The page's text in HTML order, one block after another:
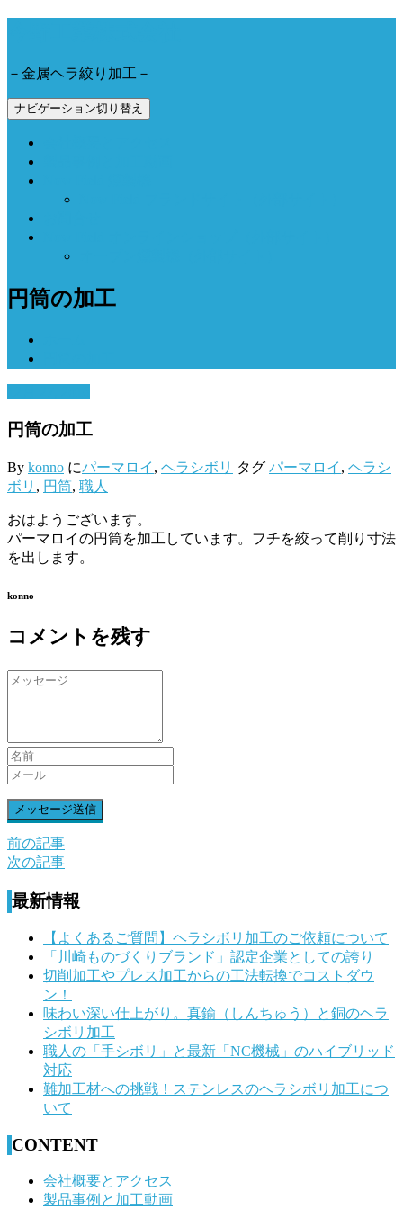
－金属ヘラ絞り加工－
ナビゲーション切り替え
円筒の加工
円筒の加工
By konno にパーマロイ , ヘラシボリ タグ パーマロイ , ヘラシ
ボリ , 円筒, 職人
おはようございます。
パーマロイの円筒を加工しています。フチを絞って削り寸法
を出します。
konno
コメントを残す
前
後
の
前の記事
次の記事
最新情報
【よくあるご質問】ヘラシボリ加工のご依頼について
「川崎ものづくりブランド」認定企業としての誇り
切削加工やプレス加工からの工法転換でコストダウ
ン！
味わい深い仕上がり。真鍮（しんちゅう）と銅のヘラ
シボリ加工
職人の「手シボリ」と最新「NC機械」のハイブリッド
対応
難加工材への挑戦！ステンレスのヘラシボリ加工につ
いて
CONTENT
会社概要とアクセス
製品事例と加工動画